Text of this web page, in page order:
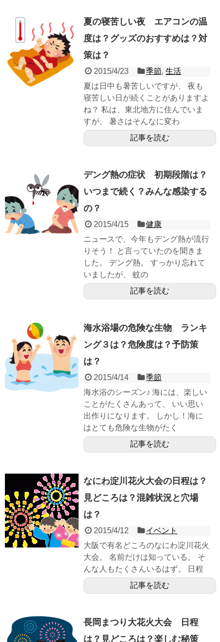
夏の寝苦しい夜 エアコンの温
度は？グッズのおすすめは？対
策は？
2015/4/23 季節,生活
夏は日中も暑苦しいですが、 夜も
寝苦しい日が続くことがありますよ
ね？ 私は、東北地方に住んでいま
すが、 暑さはそんなに変わ
記事を読む
デング熱の症状 初期段階は？
いつまで続く？みんな感染する
の？
2015/4/15
健康
ニュースで、今年もデング熱が流行
りそう！ と言っていたのを聞きま
した。 デング熱。 すっかり忘れて
いましたが、 蚊の
記事を読む
海水浴場の危険な生物 ランキ
ング３は？危険度は？予防策
は？
2015/4/14
季節
海水浴のシーズン♪ 海には、楽しい
ことがたくさんあって、 いい思い
出作りになります。 しかし！海に
はとても危険な生物がたく
記事を読む
なにわ淀川花火大会の日程は？
見どころは？混雑状況と穴場
は？
2015/4/12
イベント
大阪で有名どころのなにわ淀川花火
大会。 名前だけは知っている。 そ
んな人もたくさんいるはず。 日程
記事を読む
長岡まつり大花火大会 日程
は？見どころは？楽しむ秘策